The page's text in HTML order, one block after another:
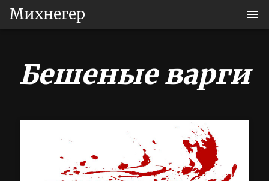
Михнегер
Бешеные варги